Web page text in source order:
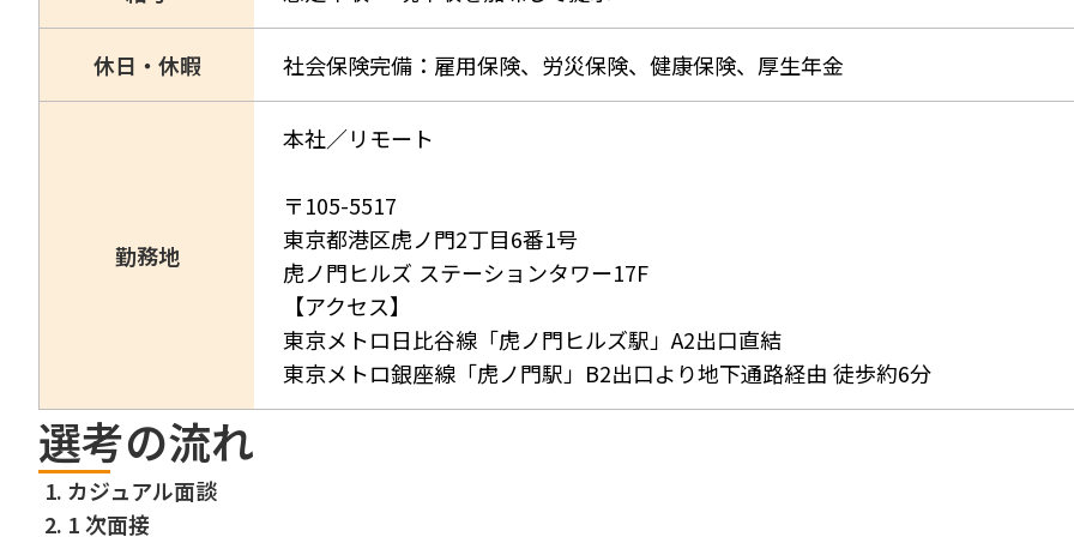
休日・休暇 社会保険完備：雇用保険、労災保険、健康保険、厚生年金
勤務地
本社／リモート
〒105-5517
東京都港区虎ノ門2丁目6番1号
虎ノ門ヒルズ ステーションタワー17F
【アクセス】
東京メトロ日比谷線「虎ノ門ヒルズ駅」A2出口直結
東京メトロ銀座線「虎ノ門駅」B2出口より地下通路経由 徒歩約6分
選考の流れ
1. カジュアル面談
2. 1 次面接